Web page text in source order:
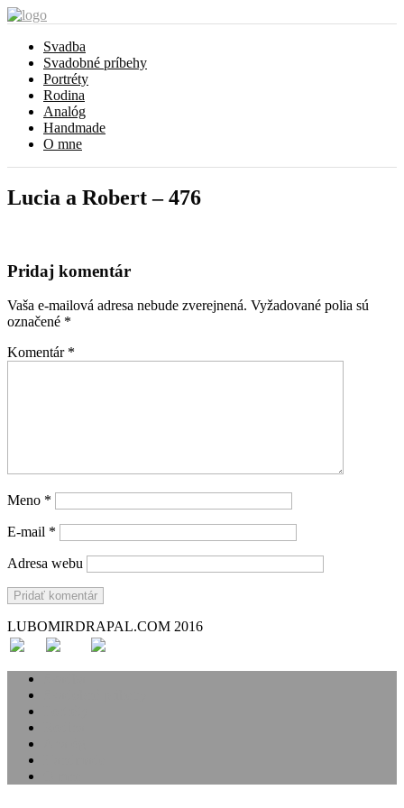
Svadba
Svadobné príbehy
Portréty
Rodina
Analóg
Handmade
O mne
Lucia a Robert – 476
Pridaj komentár
Vaša e-mailová adresa nebude zverejnená. Vyžadované polia sú
označené *
Komentár *
Meno *
E-mail *
Adresa webu
LUBOMIRDRAPAL.COM 2016